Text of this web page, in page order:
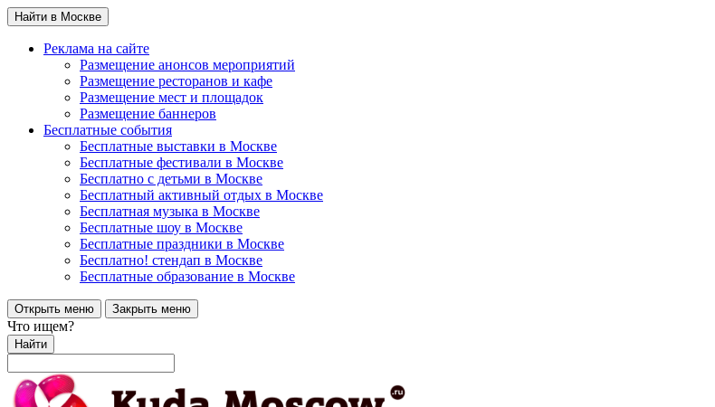
Найти в Москве
Реклама на сайте
Размещение анонсов мероприятий
Размещение ресторанов и кафе
Размещение мест и площадок
Размещение баннеров
Бесплатные события
Бесплатные выставки в Москве
Бесплатные фестивали в Москве
Бесплатно с детьми в Москве
Бесплатный активный отдых в Москве
Бесплатная музыка в Москве
Бесплатные шоу в Москве
Бесплатные праздники в Москве
Бесплатно! стендап в Москве
Бесплатные образование в Москве
Открыть меню Закрыть меню
Что ищем?
Найти